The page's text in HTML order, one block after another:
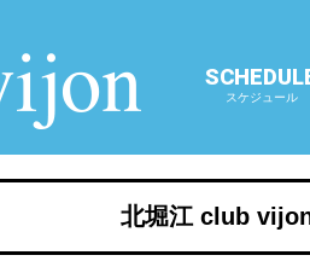
スケジュール
北堀江 club